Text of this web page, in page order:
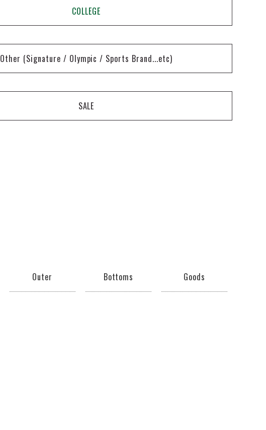
COLLEGE
Other (Signature / Olympic / Sports Brand...etc)
SALE
Outer Bottoms Goods